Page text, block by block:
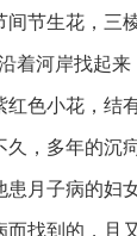
间节生花，三
着河岸找起
红色小花，结
久，多年的沉
患月子病的妇
而找到的，且